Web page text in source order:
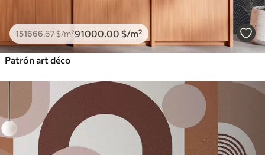
151666.67$/m²91000.00 $/m²
Patrón art déco